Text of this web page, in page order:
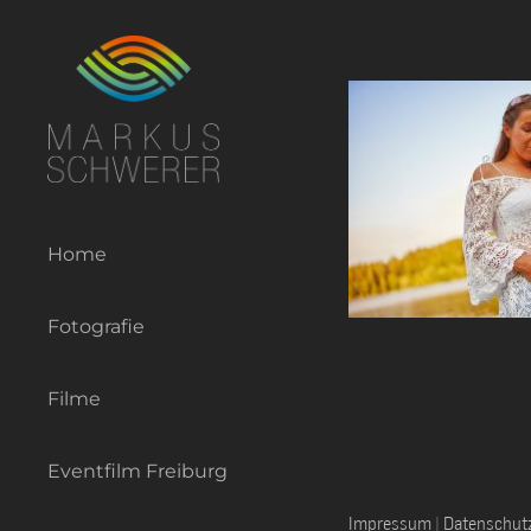
Home
Fotografie
Filme
Eventfilm Freiburg
Impressum |